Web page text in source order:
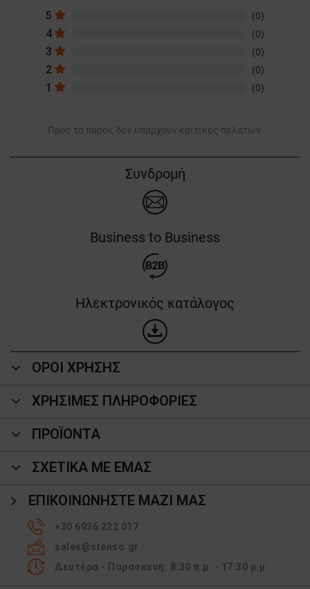
5 (0)
4 (0)
3 (0)
2 (0)
1 (0)
Προς το παρόν, δεν υπάρχουν κριτικές πελατών.
Συνδρομή
Business to Business
Ηλεκτρονικός κατάλογος
ΟΡΟΙ ΧΡΗΣΗΣ
ΧΡΗΣΙΜΕΣ ΠΛΗΡΟΦΟΡΙΕΣ
ΠΡΟΪΌΝΤΑ
ΣΧΕΤΙΚΑ ΜΕ ΕΜΑΣ
ΕΠΙΚΟΙΝΩΝΉΣΤΕ ΜΑΖΊ ΜΑΣ
+30 6936 222 017
sales@stenso.gr
Δευτέρα - Παρασκευή: 8:30 π.μ. - 17:30 μ.μ